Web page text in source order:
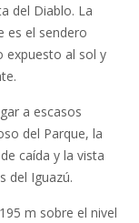
del Diablo. La
es el sendero
expuesto al sol y
a escasos
del Parque, la
caída y la vista
del Iguazú.
m sobre el nivel